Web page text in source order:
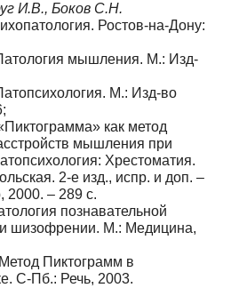
И.В., Боков С.Н.
Ростов-на-Дону:
мышления. М.: Изд-
М.: Изд-во
как метод
мышления при
Хрестоматия.
2-е изд., испр. и доп. –
2000. – 289 с.
познавательной
шизофрении. М.: Медицина,
Метод Пиктограмм в
С-Пб.: Речь, 2003.